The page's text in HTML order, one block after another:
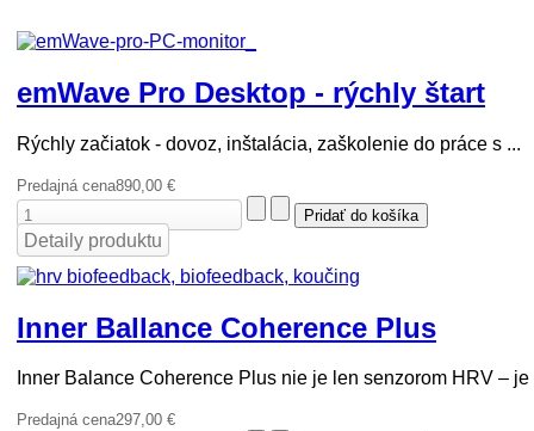
emWave Pro Desktop - rýchly štart
Rýchly začiatok - dovoz, inštalácia, zaškolenie do práce s ...
Predajná cena890,00 €
Detaily produktu
Inner Ballance Coherence Plus
Inner Balance Coherence Plus nie je len senzorom HRV – je
Predajná cena297,00 €